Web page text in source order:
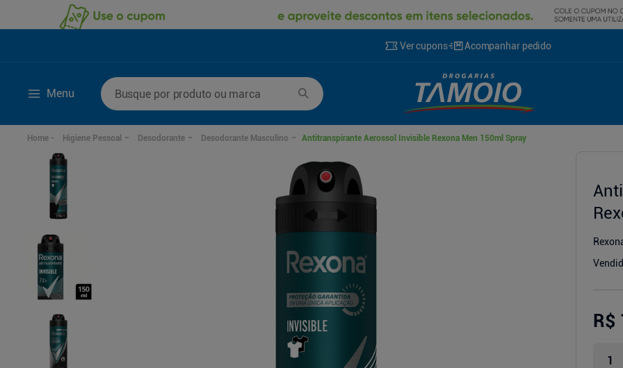
Ver cupons Acompanhar pedido
Menu
Busque por produto ou marca
Higiene Pessoal Desodorante Desodorante Masculino Antitranspirante Aerossol Invisible Rexona Men 150ml Spray
R$
Termos mais buscados
kit shampoo condicionador